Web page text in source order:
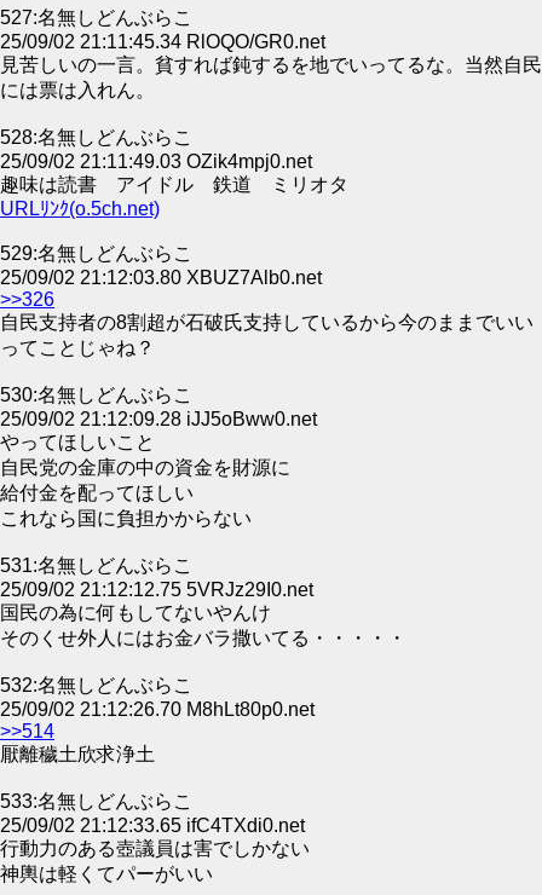
527:名無しどんぶらこ
25/09/02 21:11:45.34 RlOQO/GR0.net
見苦しいの一言。貧すれば鈍するを地でいってるな。当然自民
には票は入れん。
528:名無しどんぶらこ
25/09/02 21:11:49.03 OZik4mpj0.net
趣味は読書 アイドル 鉄道 ミリオタ
URLﾘﾝｸ(o.5ch.net)
529:名無しどんぶらこ
25/09/02 21:12:03.80 XBUZ7Alb0.net
>>326
自民支持者の8割超が石破氏支持しているから今のままでいい
ってことじゃね？
530:名無しどんぶらこ
25/09/02 21:12:09.28 iJJ5oBww0.net
やってほしいこと
自民党の金庫の中の資金を財源に
給付金を配ってほしい
これなら国に負担かからない
531:名無しどんぶらこ
25/09/02 21:12:12.75 5VRJz29I0.net
国民の為に何もしてないやんけ
そのくせ外人にはお金バラ撒いてる・・・・・
532:名無しどんぶらこ
25/09/02 21:12:26.70 M8hLt80p0.net
>>514
厭離穢土欣求浄土
533:名無しどんぶらこ
25/09/02 21:12:33.65 ifC4TXdi0.net
行動力のある壺議員は害でしかない
神輿は軽くてパーがいい